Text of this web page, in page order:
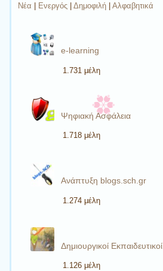
Νέα Ενεργός Δημοφιλή Αλφαβητικά
e-learning
1.731 μέλη
Ψηφιακή Ασφάλεια
1.718 μέλη
Ανάπτυξη blogs.sch.gr
1.274 μέλη
Δημιουργικοί Εκπαιδευτικοί
1.126 μέλη